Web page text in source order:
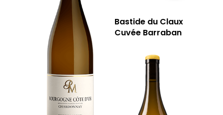
Bastide du Claux
Cuvée Barraban